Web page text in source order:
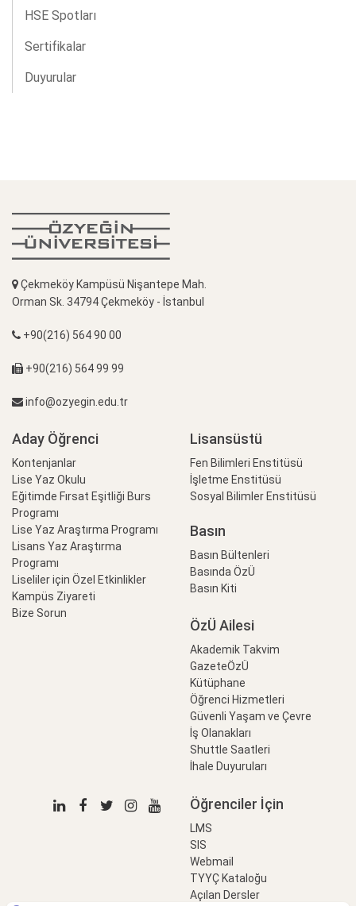
HSE Spotları
Sertifikalar
Duyurular
Çekmeköy Kampüsü Nişantepe Mah.
Orman Sk. 34794 Çekmeköy - İstanbul
+90(216) 564 90 00
+90(216) 564 99 99
info@ozyegin.edu.tr
Aday Öğrenci
Kontenjanlar
Lise Yaz Okulu
Eğitimde Fırsat Eşitliği Burs
Programı
Lise Yaz Araştırma Programı
Lisans Yaz Araştırma
Programı
Liseliler için Özel Etkinlikler
Kampüs Ziyareti
Bize Sorun
Lisansüstü
Fen Bilimleri Enstitüsü
İşletme Enstitüsü
Sosyal Bilimler Enstitüsü
Basın
Basın Bültenleri
Basında ÖzÜ
Basın Kiti
ÖzÜ Ailesi
Akademik Takvim
GazeteÖzÜ
Kütüphane
Öğrenci Hizmetleri
Güvenli Yaşam ve Çevre
İş Olanakları
Shuttle Saatleri
İhale Duyuruları
Öğrenciler İçin
LMS
SIS
Webmail
TYYÇ Kataloğu
Açılan Dersler